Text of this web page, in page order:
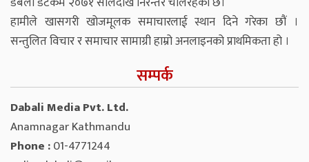
हामीले खासगरी खोजमूलक समाचारलाई स्थान दिने गरेका छौं ।
सन्तुलित विचार र समाचार सामाग्री हाम्रो अनलाइनको प्राथमिकता हो ।
सम्पर्क
Dabali Media Pvt. Ltd.
Anamnagar Kathmandu
Phone :01-4771244